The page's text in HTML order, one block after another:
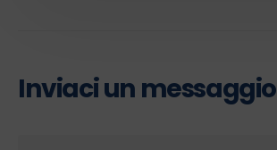
Inviaci un messaggio